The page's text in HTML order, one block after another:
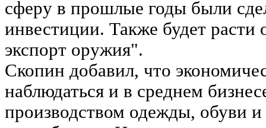
сферу в прошлые годы были
инвестиции. Также будет расти
экспорт оружия".
Скопин добавил, что
наблюдаться и в среднем
производством одежды, обуви